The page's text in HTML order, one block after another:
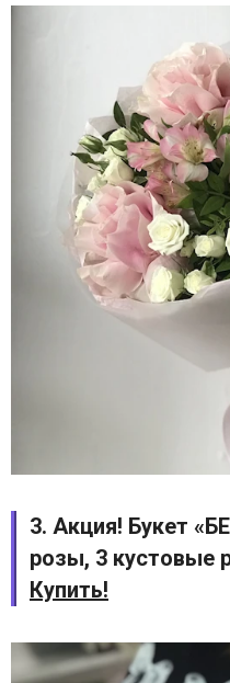
3. Акция! Букет
розы, 3 кустовые
Купить!